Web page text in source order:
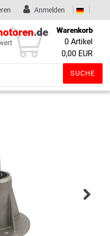
Wunschliste (0)
Anmelden
.de
SUCHE
Warenkorb
0 Artikel
0,00 EUR